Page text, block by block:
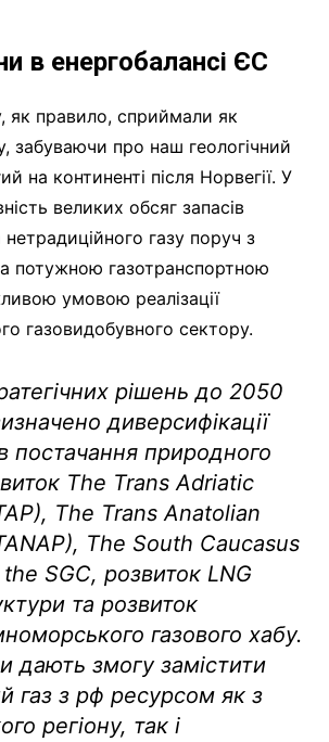
в енергобалансі ЄС
як правило, сприймали як
забуваючи про наш геологічний
на континенті після Норвегії. У
великих обсяг запасів
газу поруч з
потужною газотранспортною
умовою реалізації
газовидобувного сектору.
рішень до 2050
диверсифікації
постачання природного
The Trans Adriatic
The Trans Anatolian
The South Caucasus
SGC, розвиток LNG
та розвиток
газового хабу.
дають змогу замістити
газ з рф ресурсом як з
регіону, так і